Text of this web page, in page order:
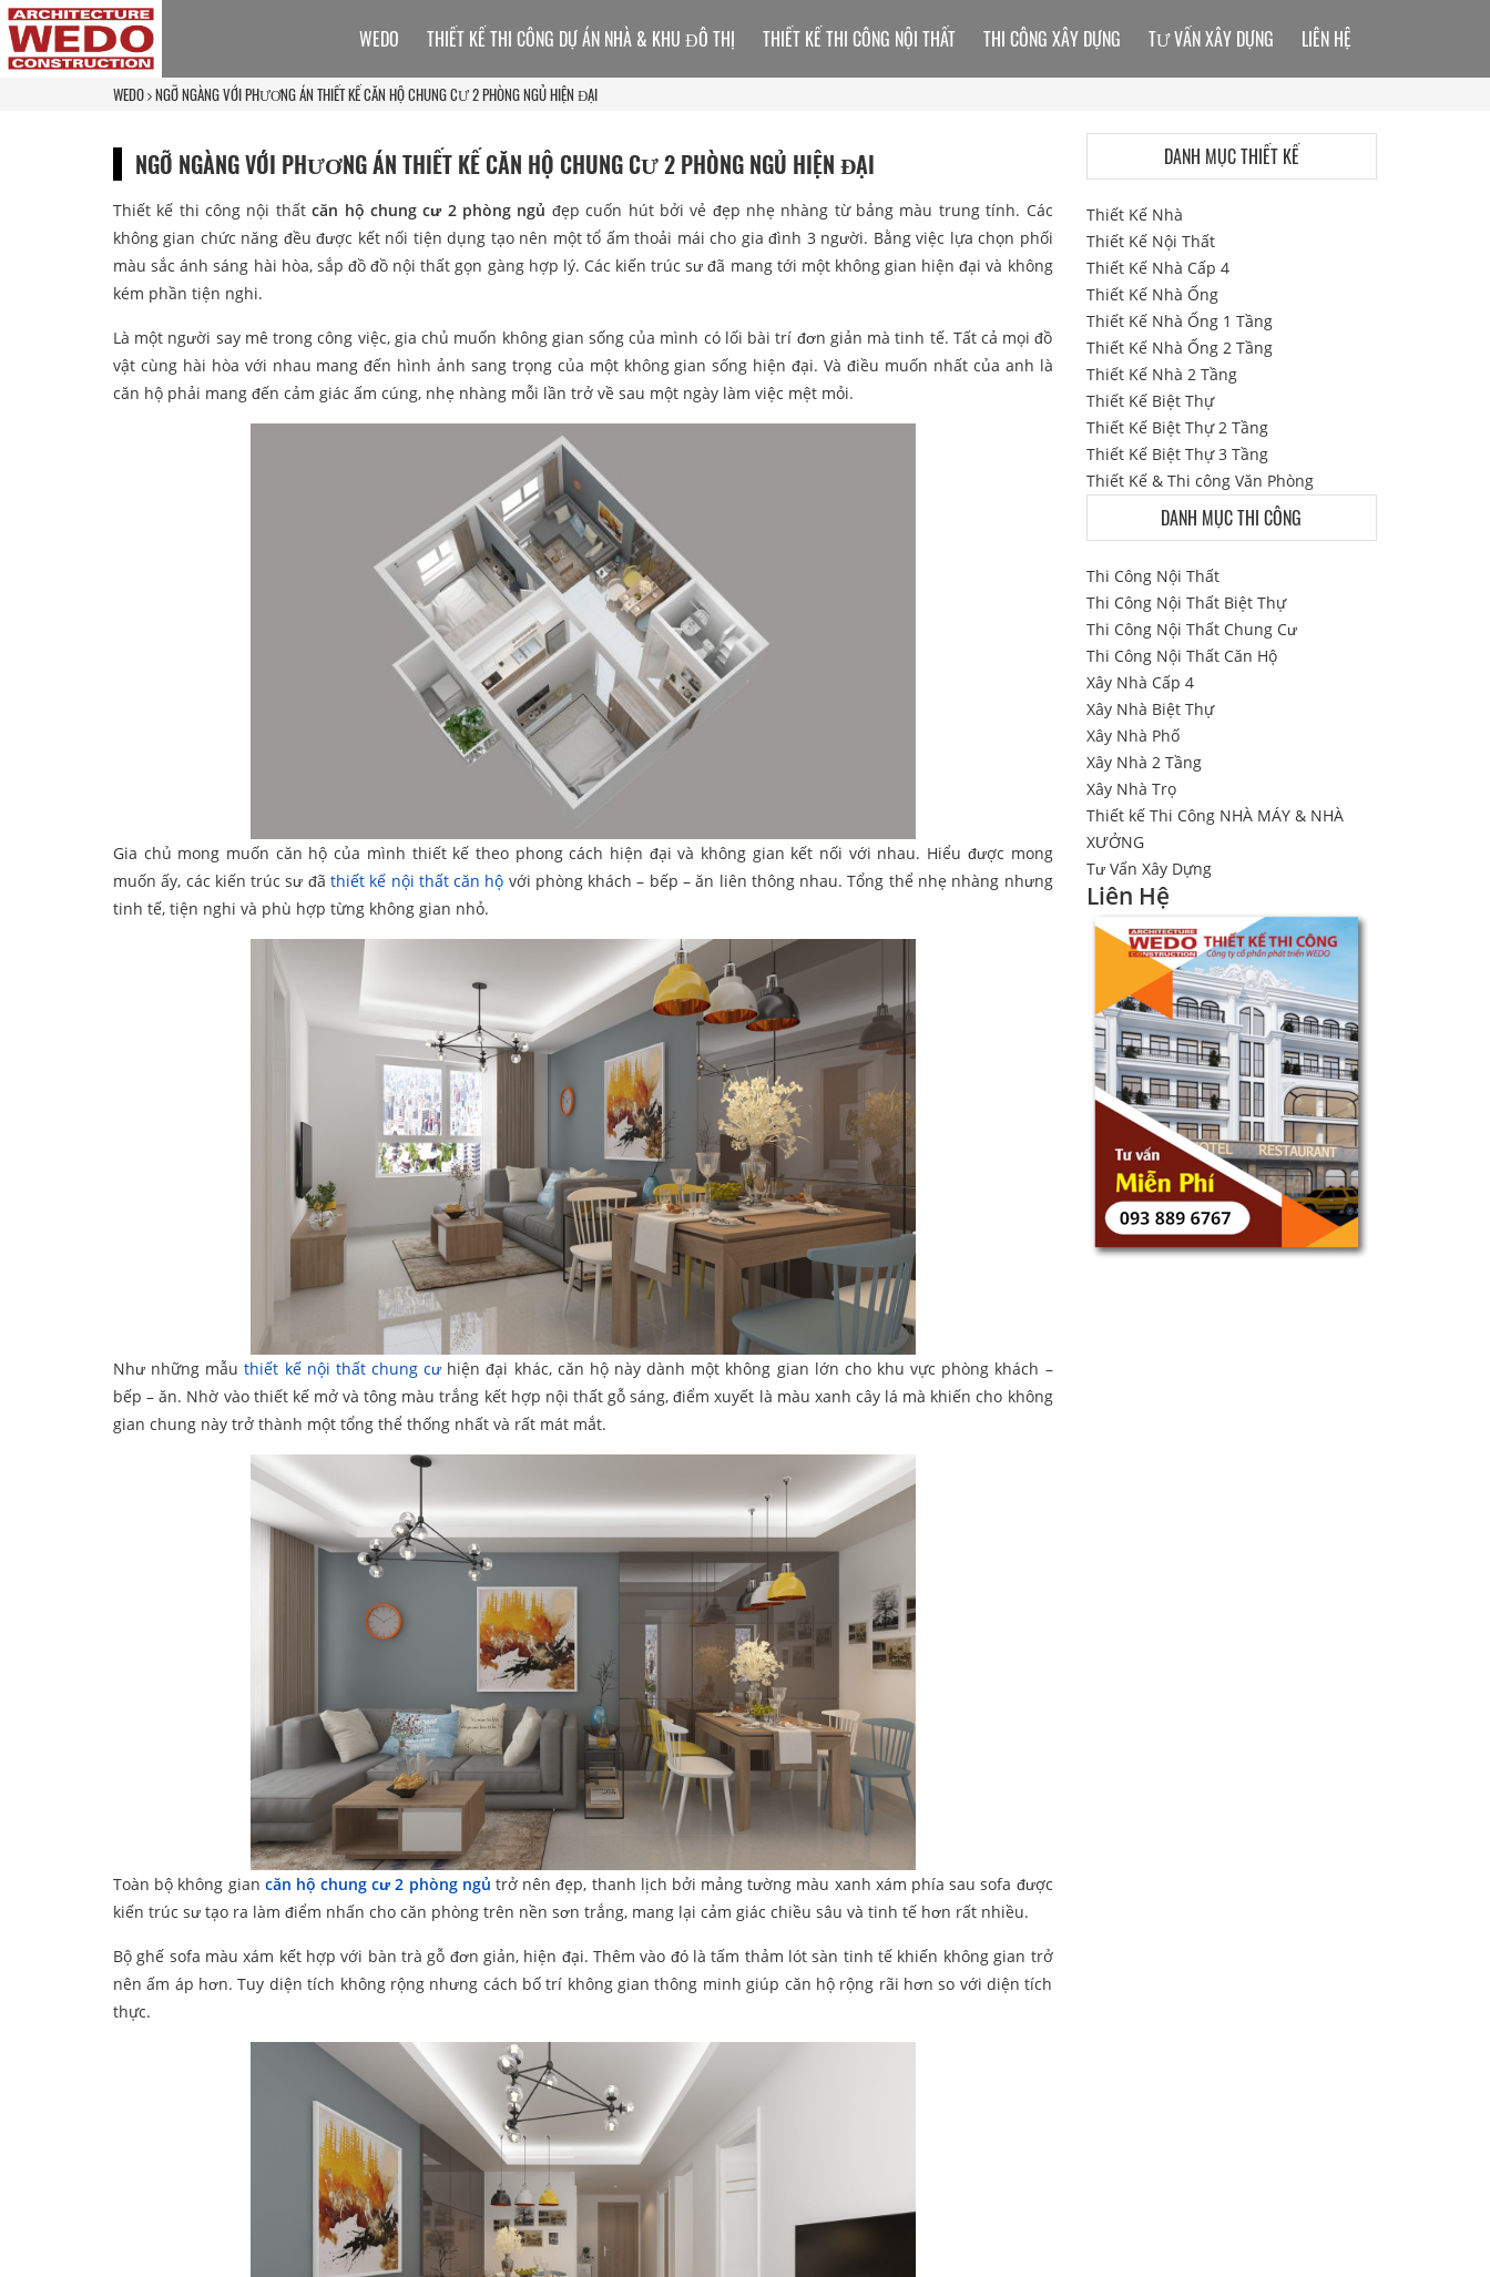
WEDO NGỠ NGÀNG VỚI PHƯƠNG ÁN THIẾT KẾ CĂN HỘ CHUNG CƯ 2 PHÒNG NGỦ HIỆN ĐẠI
NGỠ NGÀNG VỚI PHƯƠNG ÁN THIẾT KẾ CĂN HỘ CHUNG CƯ 2 PHÒNG NGỦ HIỆN ĐẠI
Thiết kế thi công nội thấtcăn hộ chung cư 2 phòng ngủ đẹp cuốn hút bởi vẻ đẹp nhẹ nhàng từ bảng màu trung tính. Các
không gian chức năng đều được kết nối tiện dụng tạo nên một tổ ấm thoải mái cho gia đình 3 người. Bằng việc lựa chọn phối
màu sắc ánh sáng hài hòa, sắp đồ đồ nội thất gọn gàng hợp lý. Các kiến trúc sư đã mang tới một không gian hiện đại và không
kém phần tiện nghi.
Là một người say mê trong công việc, gia chủ muốn không gian sống của mình có lối bài trí đơn giản mà tinh tế. Tất cả mọi đồ
vật cùng hài hòa với nhau mang đến hình ảnh sang trọng của một không gian sống hiện đại. Và điều muốn nhất của anh là
căn hộ phải mang đến cảm giác ấm cúng, nhẹ nhàng mỗi lần trở về sau một ngày làm việc mệt mỏi.
Gia chủ mong muốn căn hộ của mình thiết kế theo phong cách hiện đại và không gian kết nối với nhau. Hiểu được mong
muốn ấy, các kiến trúc sư đã thiết kế nội thất căn hộ với phòng khách – bếp – ăn liên thông nhau. Tổng thể nhẹ nhàng nhưng
tinh tế, tiện nghi và phù hợp từng không gian nhỏ.
Như những mẫuthiết kế nội thất chung cư hiện đại khác, căn hộ này dành một không gian lớn cho khu vực phòng khách –
bếp – ăn. Nhờ vào thiết kế mở và tông màu trắng kết hợp nội thất gỗ sáng, điểm xuyết là màu xanh cây lá mà khiến cho không
gian chung này trở thành một tổng thể thống nhất và rất mát mắt.
Toàn bộ không gian căn hộ chung cư 2 phòng ngủ trở nên đẹp, thanh lịch bởi mảng tường màu xanh xám phía sau sofa được
kiến trúc sư tạo ra làm điểm nhấn cho căn phòng trên nền sơn trắng, mang lại cảm giác chiều sâu và tinh tế hơn rất nhiều.
Bộ ghế sofa màu xám kết hợp với bàn trà gỗ đơn giản, hiện đại. Thêm vào đó là tấm thảm lót sàn tinh tế khiến không gian trở
nên ấm áp hơn. Tuy diện tích không rộng nhưng cách bố trí không gian thông minh giúp căn hộ rộng rãi hơn so với diện tích
thực.
WEDO THIẾT KẾ THI CÔNG DỰ ÁN NHÀ & KHU ĐÔ THỊ THIẾT KẾ THI CÔNG NỘI THẤT THI CÔNG XÂY DỰNG TƯ VẤN XÂY DỰNG LIÊN HỆ
DANH MỤC THIẾT KẾ
Thiết Kế Nhà
Thiết Kế Nội Thất
Thiết Kế Nhà Cấp 4
Thiết Kế Nhà Ống
Thiết Kế Nhà Ống 1 Tầng
Thiết Kế Nhà Ống 2 Tầng
Thiết Kế Nhà 2 Tầng
Thiết Kế Biệt Thự
Thiết Kế Biệt Thự 2 Tầng
Thiết Kế Biệt Thự 3 Tầng
Thiết Kế & Thi công Văn Phòng
DANH MỤC THI CÔNG
Thi Công Nội Thất
Thi Công Nội Thất Biệt Thự
Thi Công Nội Thất Chung Cư
Thi Công Nội Thất Căn Hộ
Xây Nhà Cấp 4
Xây Nhà Biệt Thự
Xây Nhà Phố
Xây Nhà 2 Tầng
Xây Nhà Trọ
Thiết kế Thi Công NHÀ MÁY & NHÀ
XƯỞNG
Tư Vấn Xây Dựng
Liên Hệ